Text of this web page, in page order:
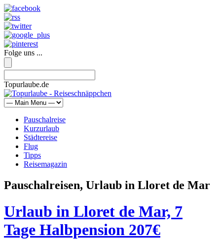
Folge uns ...
Topurlaube.de
Pauschalreise
Kurzurlaub
Städtereise
Flug
Tipps
Reisemagazin
Pauschalreisen, Urlaub in Lloret de Mar
Urlaub in Lloret de Mar, 7
Tage Halbpension 207€